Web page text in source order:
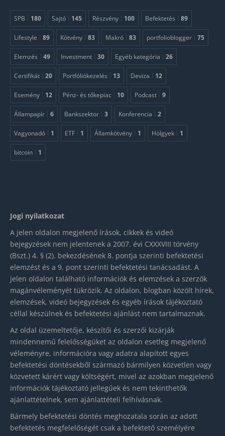
SPB 180 Sajtó 145 Részvény 100 Befektetés 89
Lifestyle 89 Kötvény 83 Makró 83 portfolioblogger 75
Elemzés 49 Investment 30 Egyéb kategória 26
Certifikát 20 Portfóliókezelés 13 Deviza 12
Esemény 12 Pénz- és tőkepiac 10 Podcast 9
Állampapír 6 Bankszektor 3 Konferencia 2
Vagyonadó 1 ETF 1 Államkötvény 1 Hölgyek 1
bitcoin 1
Jogi nyilatkozat
A jelen oldalon megjelenő írások, cikkek és videó
bejegyzések nem jelentenek a 2007. évi CXXXVIII törvény
(Bszt.) 4. § (2). bekezdésének 8. pontja szerinti befektetési
elemzést és a 9. pont szerinti befektetési tanácsadást. A
jelen oldalon található információk és elemzések a szerzők
magánvéleményét tükrözik. Az oldalon, blogban közölt hírek,
elemzések, videó bejegyzések és egyéb írások tájékoztató
céllal készülnek és befektetési ajánlást nem tartalmaznak.
Az oldal üzemeltetője, készítői és szerzői kizárják
mindennemű felelősségüket az oldalon esetleg megjelenő
véleményre, információra vagy adatra alapított egyes
befektetési döntésekből származó bármilyen közvetlen vagy
közvetett kárért vagy költségért, mivel az azokban megjelenő
információk tájékoztató jellegűek és nem tekinthetők
ajánlattételnek, sem ajánlattételi felhívásnak.
Bármely befektetési döntés meghozatala során az adott
befektetés megfelelőségét csak a befektető személyére